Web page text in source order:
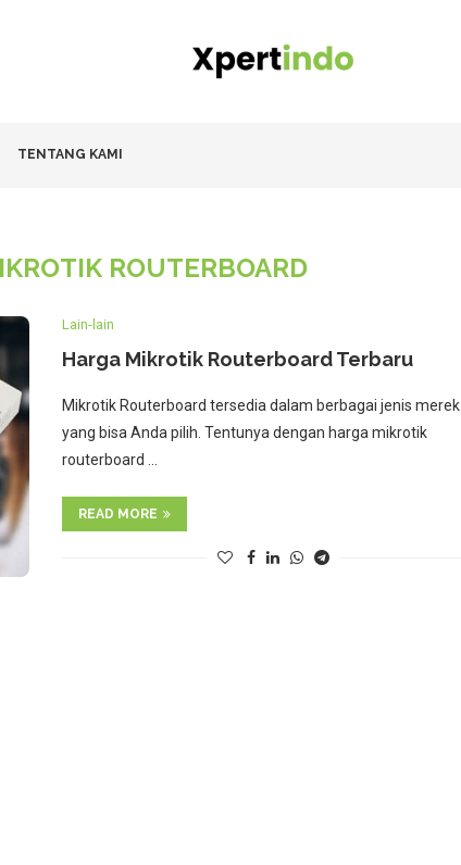
TENTANG KAMI
ROUTERBOARD
Lain-lain
Harga Mikrotik Routerboard Terbaru
Mikrotik Routerboard tersedia dalam berbagai jenis merek
yang bisa Anda pilih. Tentunya dengan harga mikrotik
routerboard …
READ MORE